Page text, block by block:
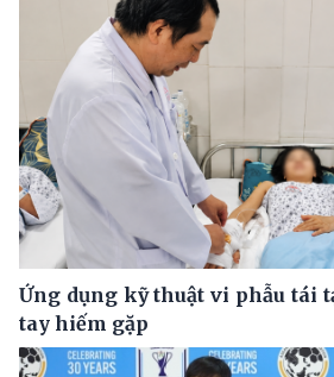
Ứng dụng kỹ thuật vi phẫu tái
tay hiếm gặp